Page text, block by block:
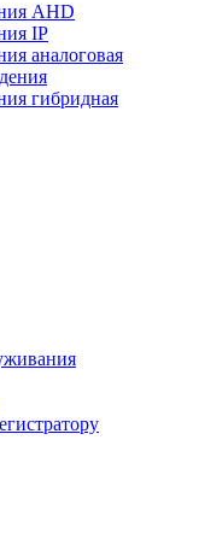
AHD
IP
аналоговая
гибридная